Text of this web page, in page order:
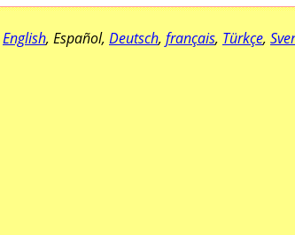
English, Español, Deutsch, français, Türkçe,